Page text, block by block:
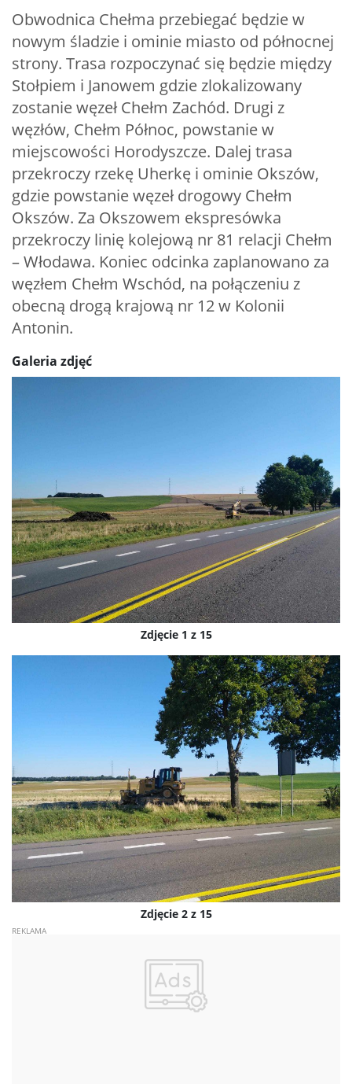
Obwodnica Chełma przebiegać będzie w
nowym śladzie i ominie miasto od północnej
strony. Trasa rozpoczynać się będzie między
Stołpiem i Janowem gdzie zlokalizowany
zostanie węzeł Chełm Zachód. Drugi z
węzłów, Chełm Północ, powstanie w
miejscowości Horodyszcze. Dalej trasa
przekroczy rzekę Uherkę i ominie Okszów,
gdzie powstanie węzeł drogowy Chełm
Okszów. Za Okszowem ekspresówka
przekroczy linię kolejową nr 81 relacji Chełm
– Włodawa. Koniec odcinka zaplanowano za
węzłem Chełm Wschód, na połączeniu z
obecną drogą krajową nr 12 w Kolonii
Antonin.
Galeria zdjęć
Zdjęcie 1 z 15
Zdjęcie 2 z 15